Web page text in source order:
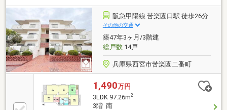
阪急甲陽線 苦楽園口駅 徒歩26分
その他の交通
築47年3ヶ月/3階建
総戸数14戸
兵庫県西宮市苦楽園二番町
1,490万円
3LDK 97.26m2
3階 南